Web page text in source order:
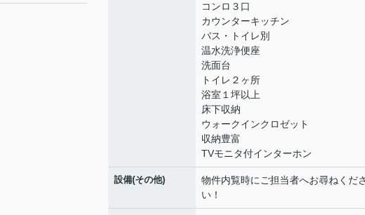
コンロ３口
カウンターキッチン
バス・トイレ別
温水洗浄便座
洗面台
トイレ２ヶ所
浴室１坪以上
床下収納
ウォークインクロゼット
収納豊富
TVモニタ付インターホン
設備(その他)
物件内覧時にご担当者へお尋ねくだ
い！